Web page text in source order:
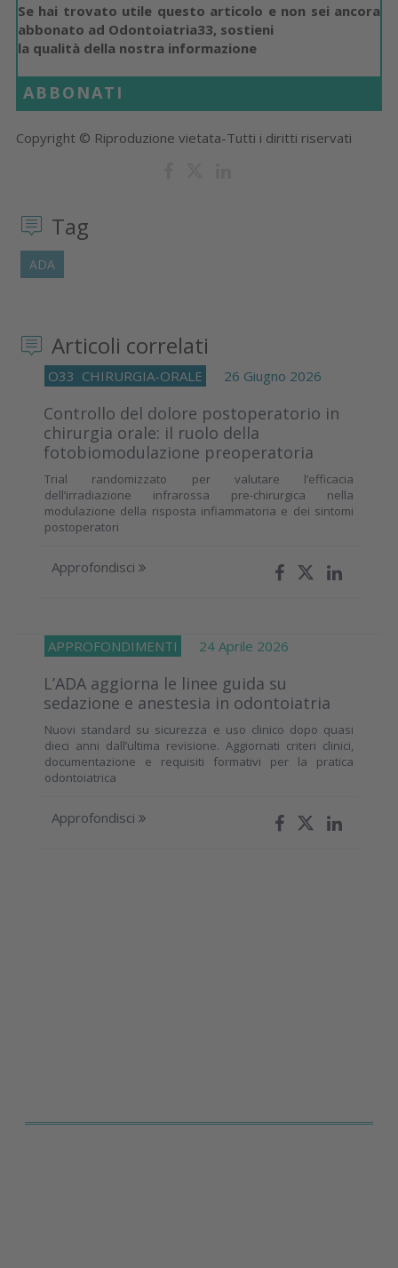
Se hai trovato utile questo articolo e non sei ancora
abbonato ad Odontoiatria33, sostieni
la qualità della nostra informazione
ABBONATI
Copyright © Riproduzione vietata-Tutti i diritti riservati
Tag
ADA
Articoli correlati
O33 CHIRURGIA-ORALE 26 Giugno 2026
Controllo del dolore postoperatorio in
chirurgia orale: il ruolo della
fotobiomodulazione preoperatoria
Trial randomizzato per valutare l’efficacia
dell’irradiazione infrarossa pre-chirurgica nella
modulazione della risposta infiammatoria e dei sintomi
postoperatori
Approfondisci
APPROFONDIMENTI 24 Aprile 2026
L’ADA aggiorna le linee guida su
sedazione e anestesia in odontoiatria
Nuovi standard su sicurezza e uso clinico dopo quasi
dieci anni dall’ultima revisione. Aggiornati criteri clinici,
documentazione e requisiti formativi per la pratica
odontoiatrica
Approfondisci